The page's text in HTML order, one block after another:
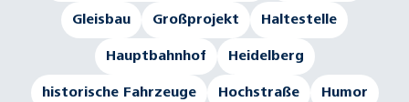
Gleisbau Großprojekt Haltestelle
Hauptbahnhof Heidelberg
historische Fahrzeuge Hochstraße Humor